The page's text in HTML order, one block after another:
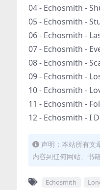
04 - Echosmith -
05 - Echosmith -
06 - Echosmith -
07 - Echosmith -
08 - Echosmith -
09 - Echosmith -
10 - Echosmith -
11 - Echosmith -
12 - Echosmith - I
声明：本站所有文
内容到任何网站、书
Echosmith